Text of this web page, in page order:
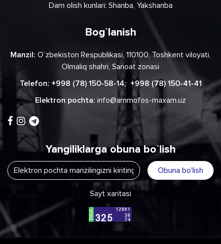
Dam olish kunlari: Shanba, Yakshanba
Bog`lanish
Manzil: O`zbekiston Respublikasi, 110100, Toshkent viloyati,
Olmaliq shahri, Sanoat zonasi
Telefon: +998 (78) 150-58-14; +998 (78) 150-41-41
Elektron pochta: info@ammofos-maxam.uz
Yangiliklarga obuna bo`lish
Obuna bo'lish
Sayt xaritasi